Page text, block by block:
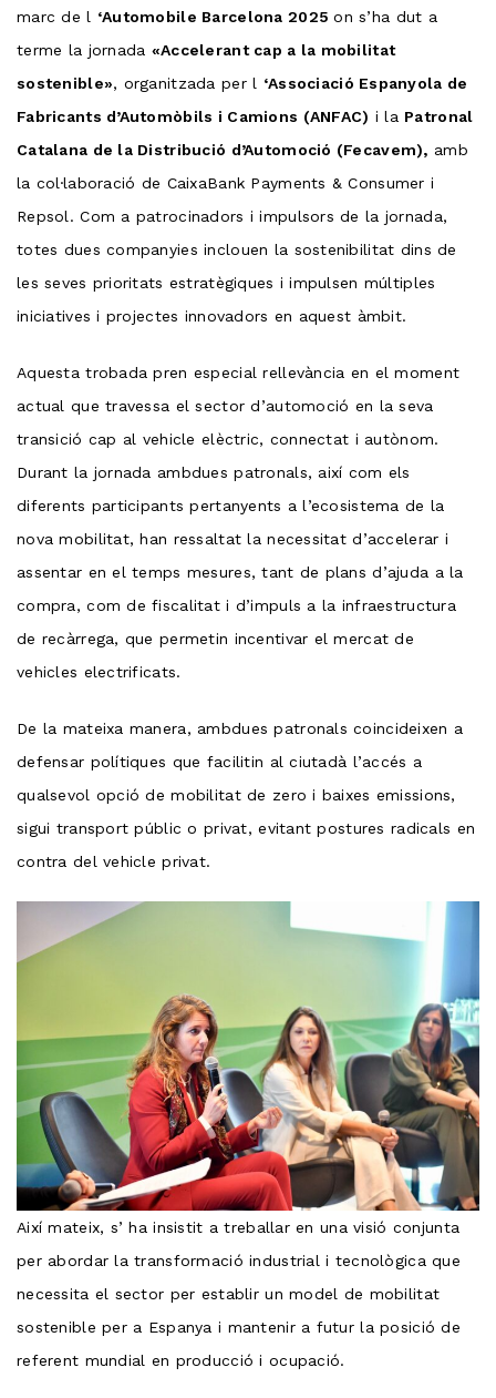
marc de l ‘Automobile Barcelona 2025on s’ha dut a
terme la jornada «Accelerant cap a la mobilitat
sostenible», organitzada per l ‘Associació Espanyola de
Fabricants d’Automòbils i Camions (ANFAC) i la Patronal
Catalana de la Distribució d’Automoció (Fecavem), amb
la col·laboració de CaixaBank Payments & Consumer i
Repsol. Com a patrocinadors i impulsors de la jornada,
totes dues companyies inclouen la sostenibilitat dins de
les seves prioritats estratègiques i impulsen múltiples
iniciatives i projectes innovadors en aquest àmbit.
Aquesta trobada pren especial rellevància en el moment
actual que travessa el sector d’automoció en la seva
transició cap al vehicle elèctric, connectat i autònom.
Durant la jornada ambdues patronals, així com els
diferents participants pertanyents a l’ecosistema de la
nova mobilitat, han ressaltat la necessitat d’accelerar i
assentar en el temps mesures, tant de plans d’ajuda a la
compra, com de fiscalitat i d’impuls a la infraestructura
de recàrrega, que permetin incentivar el mercat de
vehicles electrificats.
De la mateixa manera, ambdues patronals coincideixen a
defensar polítiques que facilitin al ciutadà l’accés a
qualsevol opció de mobilitat de zero i baixes emissions,
sigui transport públic o privat, evitant postures radicals en
contra del vehicle privat.
Així mateix, s’ ha insistit a treballar en una visió conjunta
per abordar la transformació industrial i tecnològica que
necessita el sector per establir un model de mobilitat
sostenible per a Espanya i mantenir a futur la posició de
referent mundial en producció i ocupació.